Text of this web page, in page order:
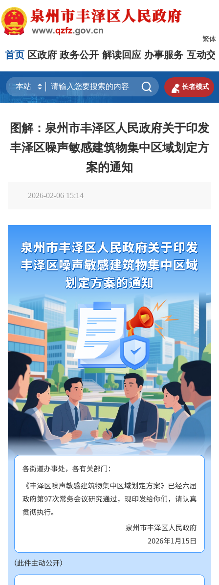
繁体
首页 区政府 政务公开 解读回应 办事服务 互动交
  长者模式
图解：泉州市丰泽区人民政府关于印发
丰泽区噪声敏感建筑物集中区域划定方
案的通知
2026-02-06 15:14